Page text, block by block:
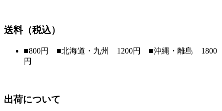
送料（税込）
■800円 ■北海道・九州 1200円 ■沖縄・離島 1800
円
出荷について